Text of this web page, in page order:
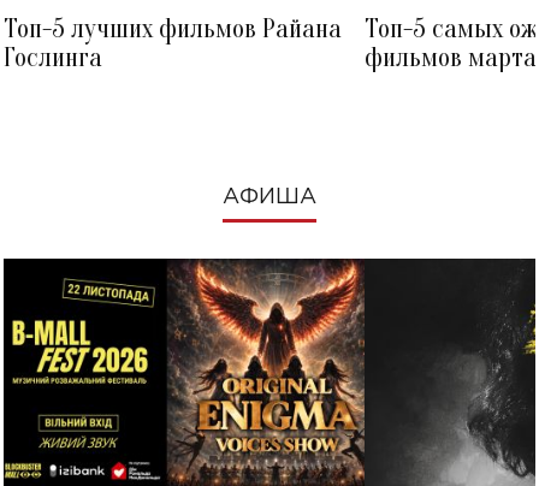
Топ-5 лучших фильмов Райана
Гослинга
Топ-5 самых
фильмов
АФИША